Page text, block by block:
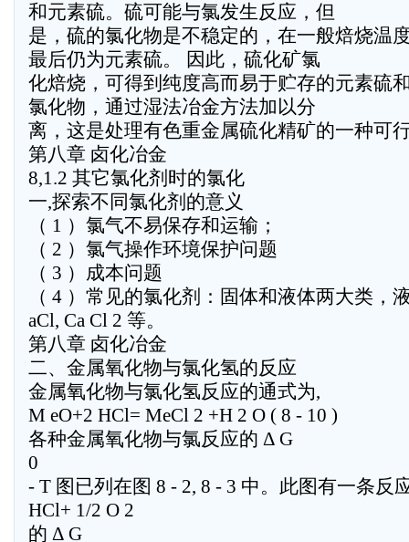
和元素硫。硫可能与氯发生反应，但
是，硫的氯化物是不稳定的，在一般焙烧温
最后仍为元素硫。 因此，硫化矿氯
化焙烧，可得到纯度高而易于贮存的元素硫
氯化物，通过湿法冶金方法加以分
离，这是处理有色重金属硫化精矿的一种可
第八章 卤化冶金
8,1.2 其它氯化剂时的氯化
一,探索不同氯化剂的意义
（ 1 ）氯气不易保存和运输；
（ 2 ）氯气操作环境保护问题
（ 3 ）成本问题
（ 4 ）常见的氯化剂：固体和液体两大类，
aCl, Ca Cl 2 等。
第八章 卤化冶金
二、金属氧化物与氯化氢的反应
金属氧化物与氯化氢反应的通式为,
M eO+2 HCl= MeCl 2 +H 2 O ( 8 - 10 )
各种金属氧化物与氯反应的 Δ G
0
- T 图已列在图 8 - 2, 8 - 3 中。此图有一条反
HCl+ 1/2 O 2
的 Δ G